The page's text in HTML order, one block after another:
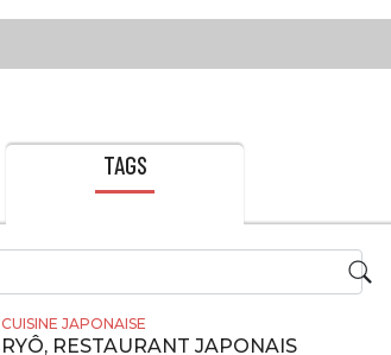
TAGS
CUISINE JAPONAISE
RYÔ, RESTAURANT JAPONAIS